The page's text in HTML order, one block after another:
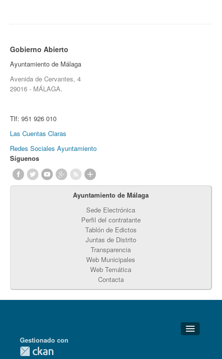
Gobierno Abierto
Ayuntamiento de Málaga
Avenida de Cervantes, 4
29016 - MÁLAGA.
Tlf: 951 926 010
Las Cuentas Claras
Redes Sociales Ayuntamiento
Síguenos
Ayuntamiento de Málaga
Sede Electrónica
Perfil del contratante
Tablón de Edictos
Juntas de Distrito
Transparencia
Web Municipales
Web Temática
Contacta
Detalles Técnicos
Gestionado con